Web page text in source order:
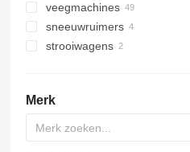
veegmachines
sneeuwruimers
strooiwagens
Merk